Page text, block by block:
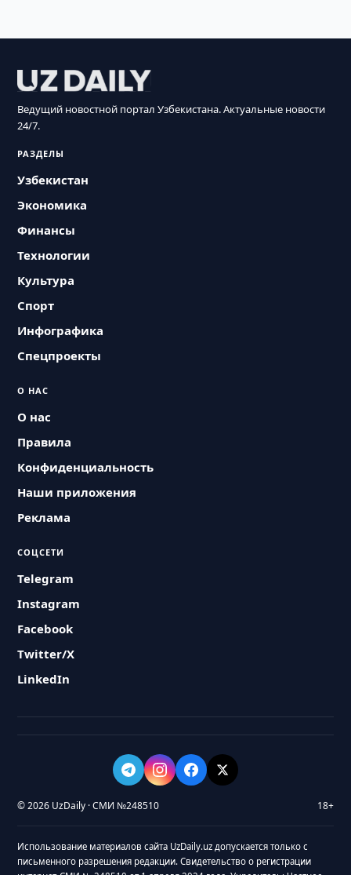
Ведущий новостной портал Узбекистана. Актуальные новости
24/7.
РАЗДЕЛЫ
Узбекистан
Экономика
Финансы
Технологии
Культура
Спорт
Инфографика
Спецпроекты
О НАС
О нас
Правила
Конфиденциальность
Наши приложения
Реклама
СОЦСЕТИ
Telegram
Instagram
Facebook
Twitter/X
LinkedIn
© 2026 UzDaily · СМИ №248510 18+
Использование материалов сайта UzDaily.uz допускается только с
письменного разрешения редакции. Свидетельство о регистрации